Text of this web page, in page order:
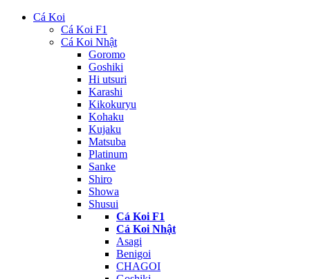
Cá Koi
Cá Koi F1
Cá Koi Nhật
Goromo
Goshiki
Hi utsuri
Karashi
Kikokuryu
Kohaku
Kujaku
Matsuba
Platinum
Sanke
Shiro
Showa
Shusui
Cá Koi F1
Cá Koi Nhật
Asagi
Benigoi
CHAGOI